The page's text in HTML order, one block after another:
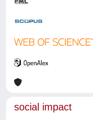
social impact